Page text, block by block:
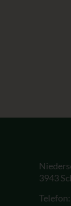
3943
Telefon: